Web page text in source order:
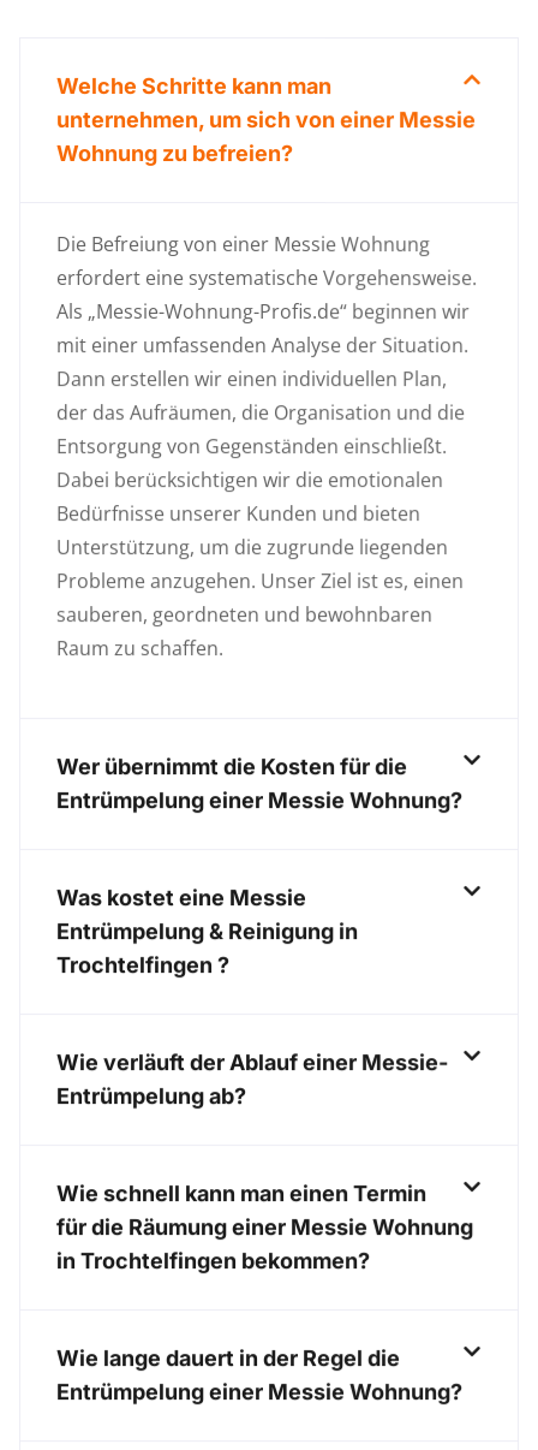
Welche Schritte kann man
unternehmen, um sich von einer Messie
Wohnung zu befreien?
Die Befreiung von einer Messie Wohnung
erfordert eine systematische Vorgehensweise.
Als „Messie-Wohnung-Profis.de“ beginnen wir
mit einer umfassenden Analyse der Situation.
Dann erstellen wir einen individuellen Plan,
der das Aufräumen, die Organisation und die
Entsorgung von Gegenständen einschließt.
Dabei berücksichtigen wir die emotionalen
Bedürfnisse unserer Kunden und bieten
Unterstützung, um die zugrunde liegenden
Probleme anzugehen. Unser Ziel ist es, einen
sauberen, geordneten und bewohnbaren
Raum zu schaffen.
Wer übernimmt die Kosten für die
Entrümpelung einer Messie Wohnung?
Was kostet eine Messie
Entrümpelung & Reinigung in
Trochtelfingen ?
Wie verläuft der Ablauf einer Messie-
Entrümpelung ab?
Wie schnell kann man einen Termin
für die Räumung einer Messie Wohnung
in Trochtelfingen bekommen?
Wie lange dauert in der Regel die
Entrümpelung einer Messie Wohnung?